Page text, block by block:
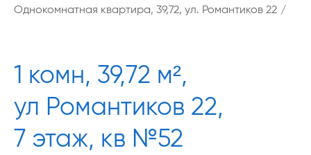
Однокомнатная квартира, 39,72, ул. Романтиков 22 /
1 комн, 39,72 м²,
ул Романтиков 22,
7 этаж, кв №52